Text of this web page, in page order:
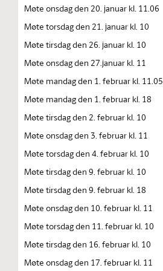
Møte onsdag den 20. januar kl. 11.06
Møte torsdag den 21. januar kl. 10
Møte tirsdag den 26. januar kl. 10
Møte onsdag den 27.januar kl. 11
Møte mandag den 1. februar kl. 11.05
Møte mandag den 1. februar kl. 18
Møte tirsdag den 2. februar kl. 10
Møte onsdag den 3. februar kl. 11
Møte torsdag den 4. februar kl. 10
Møte tirsdag den 9. februar kl. 10
Møte tirsdag den 9. februar kl. 18
Møte onsdag den 10. februar kl. 11
Møte torsdag den 11. februar kl. 10
Møte tirsdag den 16. februar kl. 10
Møte onsdag den 17. februar kl. 11